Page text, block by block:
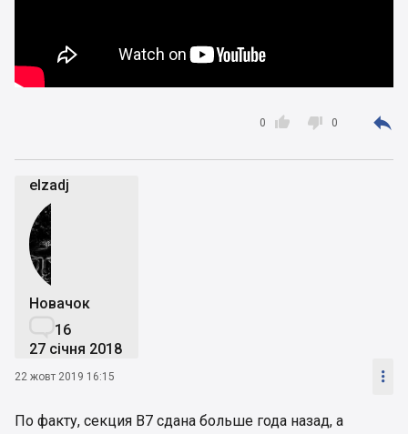

0  0 
elzadj
Новачок
16
27 січня 2018
22 жовт 2019 16:15 
По факту, секция В7 сдана больше года назад, а